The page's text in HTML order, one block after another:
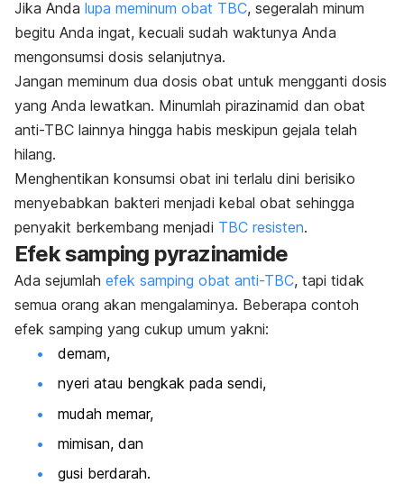
Jika Anda lupa meminum obat TBC, segeralah minum
begitu Anda ingat, kecuali sudah waktunya Anda
mengonsumsi dosis selanjutnya.
Jangan meminum dua dosis obat untuk mengganti dosis
yang Anda lewatkan. Minumlah pirazinamid dan obat
anti-TBC lainnya hingga habis meskipun gejala telah
hilang.
Menghentikan konsumsi obat ini terlalu dini berisiko
menyebabkan bakteri menjadi kebal obat sehingga
penyakit berkembang menjadi TBC resisten.
Efek samping pyrazinamide
Ada sejumlah efek samping obat anti-TBC, tapi tidak
semua orang akan mengalaminya. Beberapa contoh
efek samping yang cukup umum yakni:
demam,
nyeri atau bengkak pada sendi,
mudah memar,
mimisan, dan
gusi berdarah.